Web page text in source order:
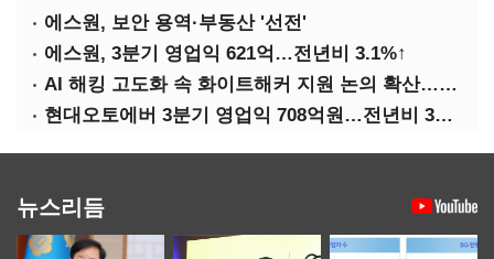
에스원, 보안 용역·부동산 '선전'
에스원, 3분기 영업익 621억…전년비 3.1%↑
AI 해킹 고도화 속 화이트해커 지원 논의 확산…'버그바운티' 재조명
현대오토에버 3분기 영업익 708억원…전년비 34.8%↑
뉴스리듬